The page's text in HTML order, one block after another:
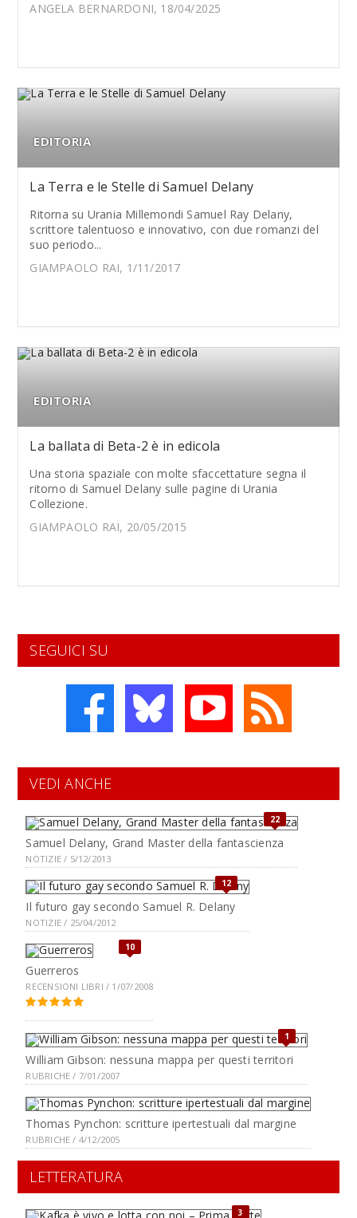
ANGELA BERNARDONI, 18/04/2025
EDITORIA
La Terra e le Stelle di Samuel Delany
Ritorna su Urania Millemondi Samuel Ray Delany,
scrittore talentuoso e innovativo, con due romanzi del
suo periodo...
GIAMPAOLO RAI, 1/11/2017
EDITORIA
La ballata di Beta-2 è in edicola
Una storia spaziale con molte sfaccettature segna il
ritorno di Samuel Delany sulle pagine di Urania
Collezione.
GIAMPAOLO RAI, 20/05/2015
SEGUICI SU
VEDI ANCHE
22
Samuel Delany, Grand Master della fantascienza
NOTIZIE / 5/12/2013
12
Il futuro gay secondo Samuel R. Delany
NOTIZIE / 25/04/2012
10
Guerreros
RECENSIONI LIBRI / 1/07/2008
1
William Gibson: nessuna mappa per questi territori
RUBRICHE / 7/01/2007
Thomas Pynchon: scritture ipertestuali dal margine
RUBRICHE / 4/12/2005
LETTERATURA
3